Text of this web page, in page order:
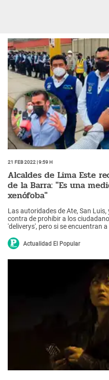
21 Feb 2022 | 9:59 h
Alcaldes de Lima Este
de la Barra: "Es una
xenófoba"
Las autoridades de Ate, San
contra de prohibir a los
'deliverys', pero si se encuentran
Actualidad El Popular